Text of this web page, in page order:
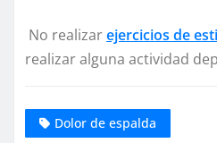
No realizarejercicios de
realizar alguna actividad
Dolor de espalda